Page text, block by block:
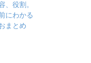
、役割。
にわかる
まとめ